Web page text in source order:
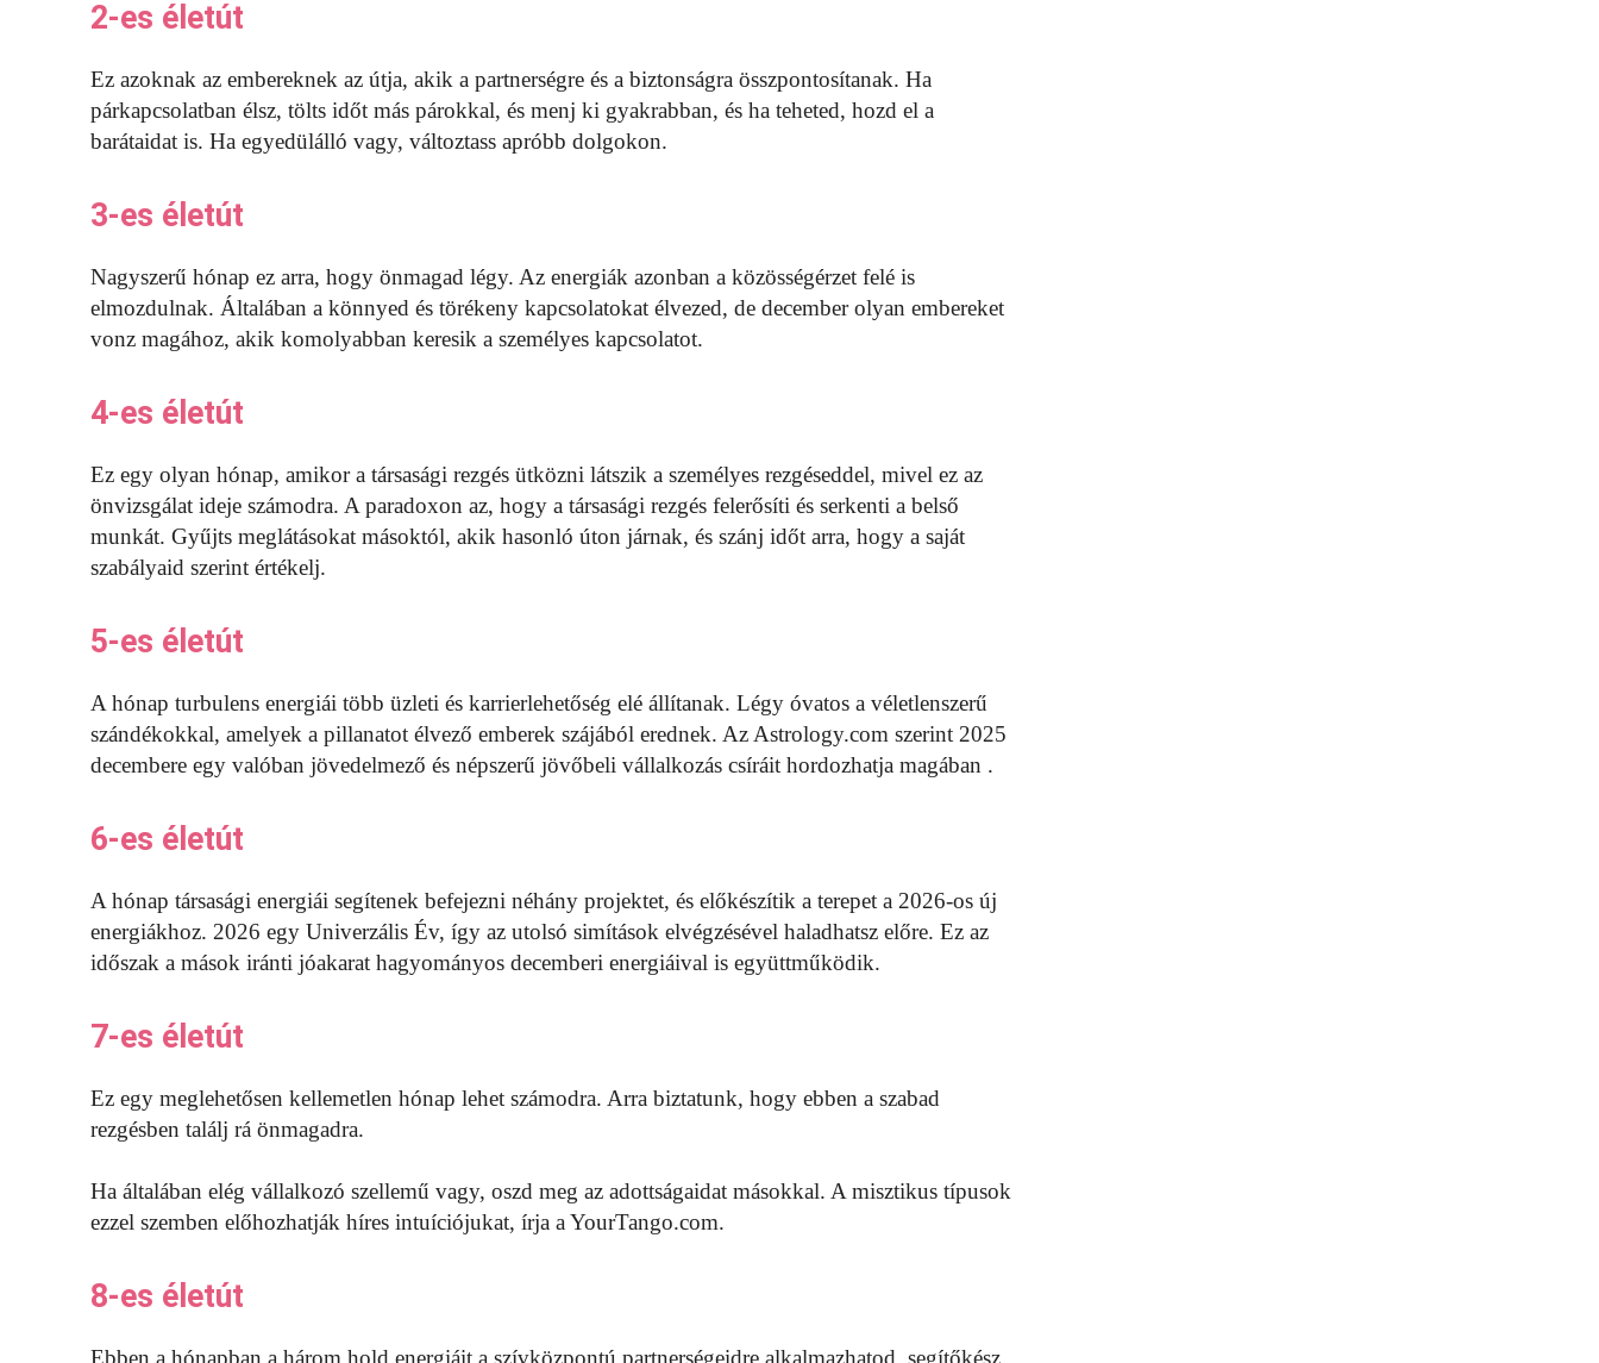
2-es életút
Ez azoknak az embereknek az útja, akik a partnerségre és a biztonságra összpontosítanak. Ha
párkapcsolatban élsz, tölts időt más párokkal, és menj ki gyakrabban, és ha teheted, hozd el a
barátaidat is. Ha egyedülálló vagy, változtass apróbb dolgokon.
3-es életút
Nagyszerű hónap ez arra, hogy önmagad légy. Az energiák azonban a közösségérzet felé is
elmozdulnak. Általában a könnyed és törékeny kapcsolatokat élvezed, de december olyan embereket
vonz magához, akik komolyabban keresik a személyes kapcsolatot.
4-es életút
Ez egy olyan hónap, amikor a társasági rezgés ütközni látszik a személyes rezgéseddel, mivel ez az
önvizsgálat ideje számodra. A paradoxon az, hogy a társasági rezgés felerősíti és serkenti a belső
munkát. Gyűjts meglátásokat másoktól, akik hasonló úton járnak, és szánj időt arra, hogy a saját
szabályaid szerint értékelj.
5-es életút
A hónap turbulens energiái több üzleti és karrierlehetőség elé állítanak. Légy óvatos a véletlenszerű
szándékokkal, amelyek a pillanatot élvező emberek szájából erednek. Az Astrology.com szerint 2025
decembere egy valóban jövedelmező és népszerű jövőbeli vállalkozás csíráit hordozhatja magában .
6-es életút
A hónap társasági energiái segítenek befejezni néhány projektet, és előkészítik a terepet a 2026-os új
energiákhoz. 2026 egy Univerzális Év, így az utolsó simítások elvégzésével haladhatsz előre. Ez az
időszak a mások iránti jóakarat hagyományos decemberi energiáival is együttműködik.
7-es életút
Ez egy meglehetősen kellemetlen hónap lehet számodra. Arra biztatunk, hogy ebben a szabad
rezgésben találj rá önmagadra.
Ha általában elég vállalkozó szellemű vagy, oszd meg az adottságaidat másokkal. A misztikus típusok
ezzel szemben előhozhatják híres intuíciójukat, írja a YourTango.com.
8-es életút
Ebben a hónapban a három hold energiáit a szívközpontú partnerségeidre alkalmazhatod, segítőkész